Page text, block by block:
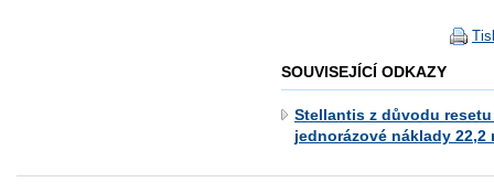
SOUVISEJÍCÍ ODKAZY
Stellantis z důvodu
jednorázové náklady 22,2